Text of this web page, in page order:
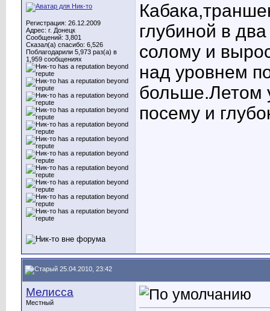
Регистрация: 26.12.2009
Адрес: г. Донецк
Сообщений: 3,801
Сказал(а) спасибо: 6,526
Поблагодарили 5,973 раз(а) в
1,959 сообщениях
глубиной в
солому и
над уровнем
больше.Летом
посему и
25.04.2010, 23:42
Мелисса
Местный